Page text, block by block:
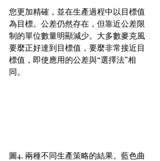
您更加精確，並在生產過程中以目標值
為目標。公差仍然存在，但靠近公差限
制的單位數量明顯減少。大多數麥克風
要麼正好達到目標值，要麼非常接近目
標值，即使應用的公差與“選擇法”相
同。
圖4. 兩種不同生產策略的結果。藍色曲